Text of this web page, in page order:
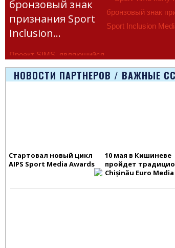
бронзовый знак
признания Sport
Inclusion…
Проект SIMS, являющийся
частью программы
Erasmus+ Европейско
НОВОСТИ ПАРТНЕРОВ / ВАЖНЫЕ
Стартовал новый цикл
AIPS Sport Media Awards
10 мая в Кишиневе
пройдет
Chișinău Euro Media